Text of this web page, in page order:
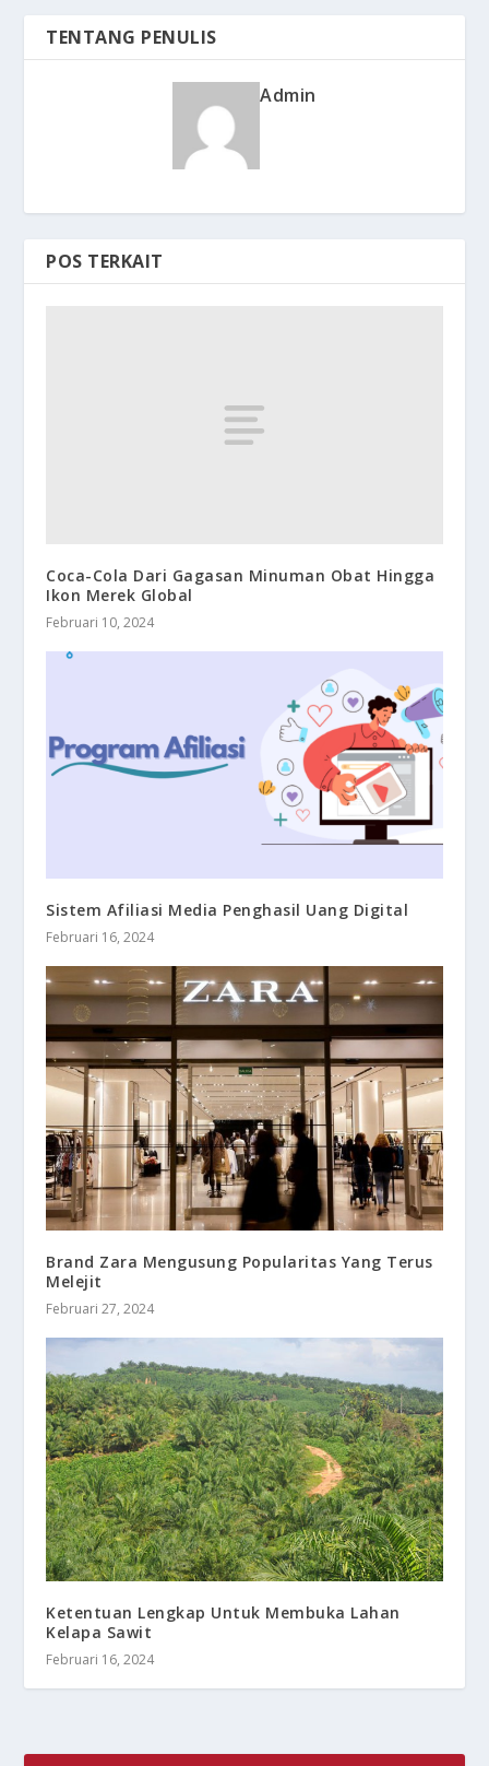
TENTANG PENULIS
Admin
POS TERKAIT
Coca-Cola Dari Gagasan Minuman Obat Hingga
Ikon Merek Global
Februari 10, 2024
Sistem Afiliasi Media Penghasil Uang Digital
Februari 16, 2024
Brand Zara Mengusung Popularitas Yang Terus
Melejit
Februari 27, 2024
Ketentuan Lengkap Untuk Membuka Lahan
Kelapa Sawit
Februari 16, 2024